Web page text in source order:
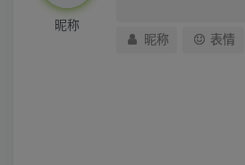
昵称
昵称
表情